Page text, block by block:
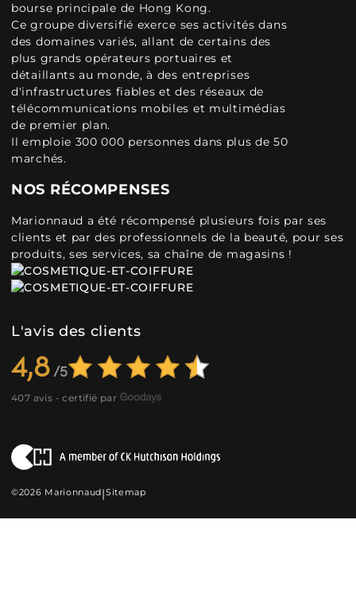
bourse principale de Hong Kong.
Ce groupe diversifié exerce ses activités dans
des domaines variés, allant de certains des
plus grands opérateurs portuaires et
détaillants au monde, à des entreprises
d'infrastructures fiables et des réseaux de
télécommunications mobiles et multimédias
de premier plan.
Il emploie 300 000 personnes dans plus de 50
marchés.
NOS RÉCOMPENSES
Marionnaud a été récompensé plusieurs fois par ses
clients et par des professionnels de la beauté, pour ses
produits, ses services, sa chaîne de magasins !
L'avis des clients
4,8
407 avis - certifié par
©2026 Marionnaud|Sitemap